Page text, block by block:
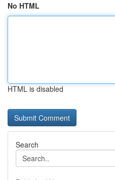
No HTML
HTML is disabled
Search